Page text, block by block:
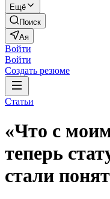
Ещё
Поиск
Ая
Войти
Войти
Создать резюме
Статьи
«Что с
теперь
стали